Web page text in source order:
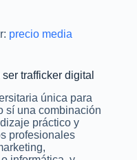
precio media
trafficker digital
única para
sí una combinación
práctico y
profesionales